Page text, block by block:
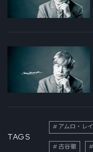
TAGS
アムロ・レイ
古谷徹